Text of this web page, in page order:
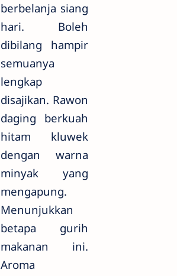
berbelanja siang
hari. Boleh
dibilang hampir
semuanya
lengkap
disajikan. Rawon
daging berkuah
hitam kluwek
dengan warna
minyak yang
mengapung.
Menunjukkan
betapa gurih
makanan ini.
Aroma